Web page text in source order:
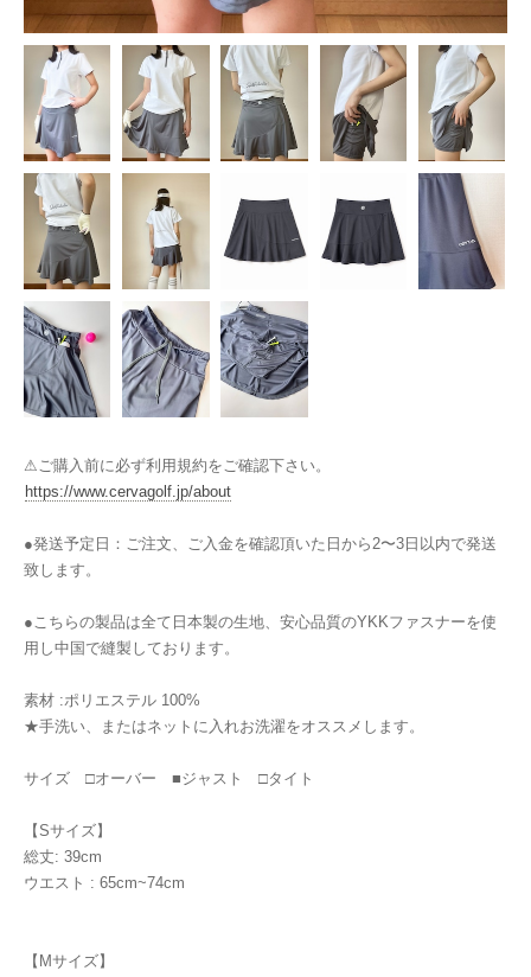
⚠︎ご購入前に必ず利用規約をご確認下さい。
https://www.cervagolf.jp/about
●発送予定日：ご注文、ご入金を確認頂いた日から2〜3日以内で発送
致します。
●こちらの製品は全て日本製の生地、安心品質のYKKファスナーを使
用し中国で縫製しております。
素材 :ポリエステル 100%
★手洗い、またはネットに入れお洗濯をオススメします。
サイズ □オーバー ■ジャスト □タイト
【Sサイズ】
総丈: 39cm
ウエスト : 65cm~74cm
【Mサイズ】